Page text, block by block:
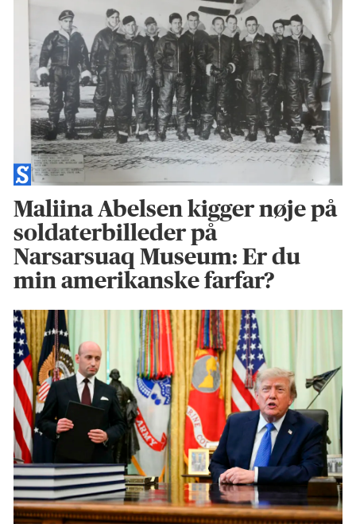
Maliina Abelsen kigger nøje på
soldaterbilleder på
Narsarsuaq Museum: Er du
min amerikanske farfar?